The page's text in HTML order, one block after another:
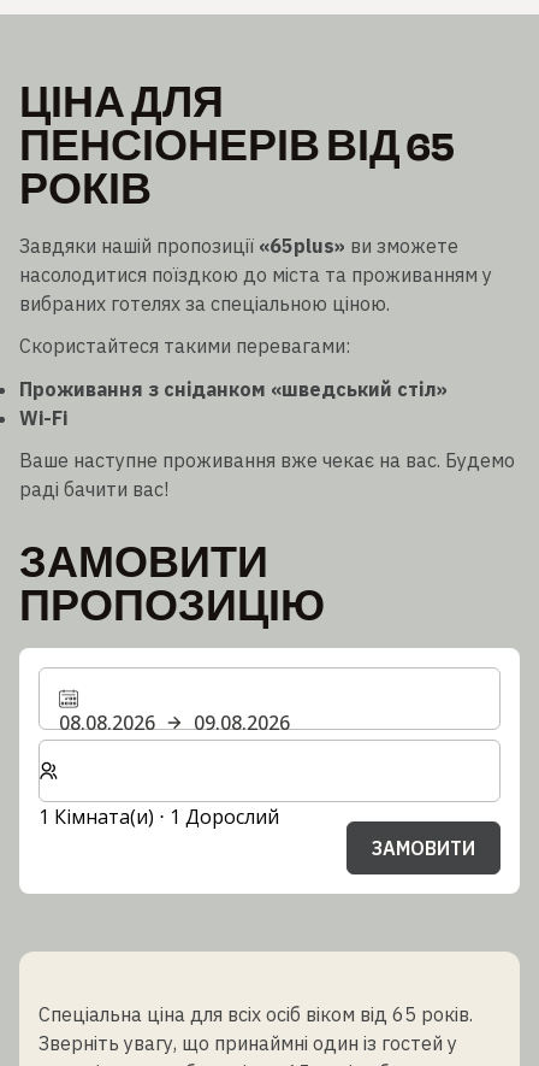
ЦІНА ДЛЯ
ПЕНСІОНЕРІВ ВІД 65
РОКІВ
Завдяки нашій пропозиції «65plus» ви зможете
насолодитися поїздкою до міста та проживанням у
вибраних готелях за спеціальною ціною.
Скористайтеся такими перевагами:
Проживання з сніданком «шведський стіл»
Wi-Fi
Ваше наступне проживання вже чекає на вас. Будемо
раді бачити вас!
ЗАМОВИТИ
ПРОПОЗИЦІЮ
08.08.2026
09.08.2026
Виберіть кількість кімнат та гостей для вашого
1 Кімната(и) ⋅ 1 Дорослий
ЗАМОВИТИ
Спеціальна ціна для всіх осіб віком від 65 років.
Зверніть увагу, що принаймні один із гостей у